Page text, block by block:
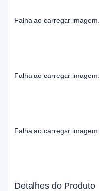
Falha ao carregar imagem...
Falha ao carregar imagem...
Falha ao carregar imagem...
Detalhes do Produto